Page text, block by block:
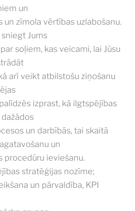
un
un zīmola vērtības uzlabošanu.
Jums
soļiem, kas veicami, lai Jūsu
arī veikt atbilstošu ziņošanu
izprast, kā ilgtspējības
un darbībās, tai skaitā
un
procedūru ieviešanu.
stratēģijas nozīme;
un pārvaldība, KPI